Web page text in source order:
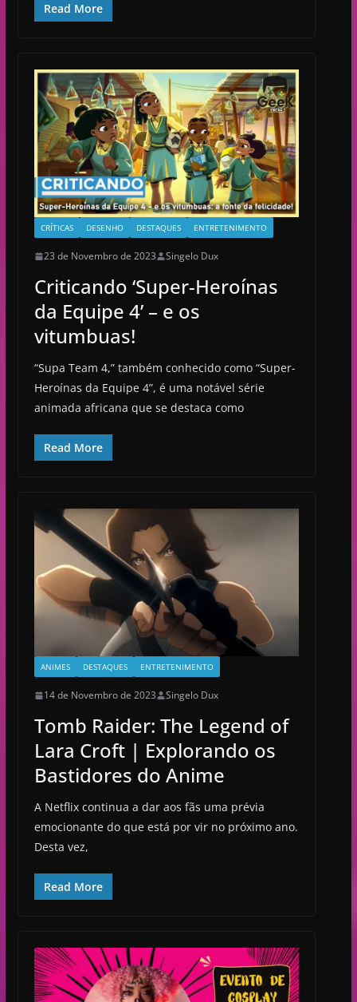
Read More
CRÍTICAS DESENHO DESTAQUES ENTRETENIMENTO
23 de Novembro de 2023 Singelo Dux
Criticando ‘Super-Heroínas
da Equipe 4’ – e os
vitumbuas!
“Supa Team 4,” também conhecido como “Super-
Heroínas da Equipe 4”, é uma notável série
animada africana que se destaca como
Read More
ANIMES DESTAQUES ENTRETENIMENTO
14 de Novembro de 2023 Singelo Dux
Tomb Raider: The Legend of
Lara Croft | Explorando os
Bastidores do Anime
A Netflix continua a dar aos fãs uma prévia
emocionante do que está por vir no próximo ano.
Desta vez,
Read More